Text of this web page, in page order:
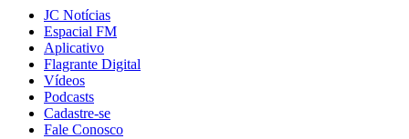
JC Notícias
Espacial FM
Aplicativo
Flagrante Digital
Vídeos
Podcasts
Cadastre-se
Fale Conosco